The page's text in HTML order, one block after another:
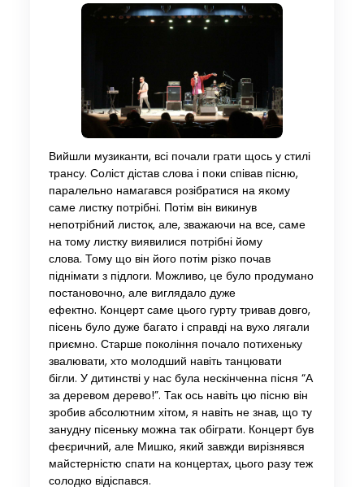
Вийшли музиканти, всі почали грати щось у стилі
трансу. Соліст дістав слова і поки співав пісню,
паралельно намагався розібратися на якому
саме листку потрібні. Потім він викинув
непотрібний листок, але, зважаючи на все, саме
на тому листку виявилися потрібні йому
слова. Тому що він його потім різко почав
піднімати з підлоги. Можливо, це було продумано
постановочно, але виглядало дуже
ефектно. Концерт саме цього гурту тривав довго,
пісень було дуже багато і справді на вухо лягали
приємно. Старше покоління почало потихеньку
звалювати, хто молодший навіть танцювати
бігли. У дитинстві у нас була нескінченна пісня “А
за деревом дерево!”. Так ось навіть цю пісню він
зробив абсолютним хітом, я навіть не знав, що ту
занудну пісеньку можна так обіграти. Концерт був
феєричний, але Мишко, який завжди вирізнявся
майстерністю спати на концертах, цього разу теж
солодко відіспався.